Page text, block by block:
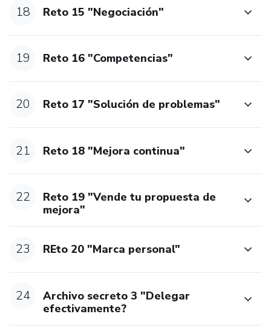
18 Reto 15 "Negociación"
19 Reto 16 "Competencias"
20 Reto 17 "Solución de problemas"
21 Reto 18 "Mejora continua"
22
Reto 19 "Vende tu propuesta de
mejora"
23 REto 20 "Marca personal"
24
Archivo secreto 3 "Delegar
efectivamente?